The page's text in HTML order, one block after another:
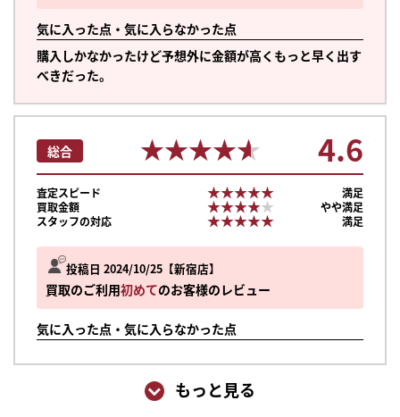
気に入った点・気に入らなかった点
購入しかなかったけど予想外に金額が高くもっと早く出す
べきだった。
投稿日 2024/10/25 新宿店
買取のご利用初めてのお客様のレビュー
気に入った点・気に入らなかった点
総合 ★★★★★
★★★★★ 4.6
査定スピード ★★★★★
★★★★★
満足
買取金額
★★★★★
★★★★★
やや満足
スタッフの対応
★★★★★
★★★★★ 満足
もっと見る